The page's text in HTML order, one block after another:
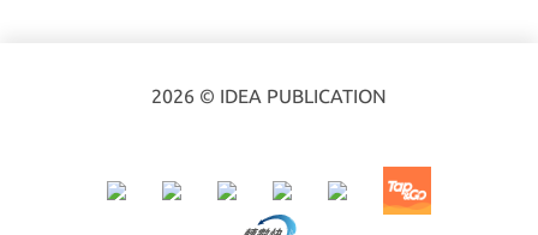
2026 © IDEA PUBLICATION